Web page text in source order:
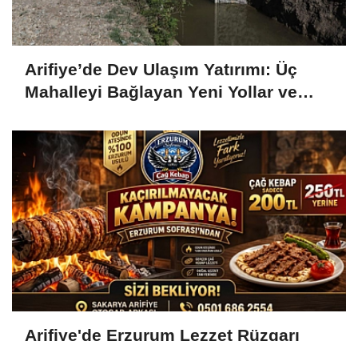
Arifiye’de Dev Ulaşım Yatırımı: Üç
Mahalleyi Bağlayan Yeni Yollar ve
Arifiye'de Erzurum Lezzet Rüzgarı